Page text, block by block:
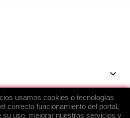


usamos cookies o tecnologías
correcto funcionamiento del portal,
su uso, mejorar nuestros servicios y